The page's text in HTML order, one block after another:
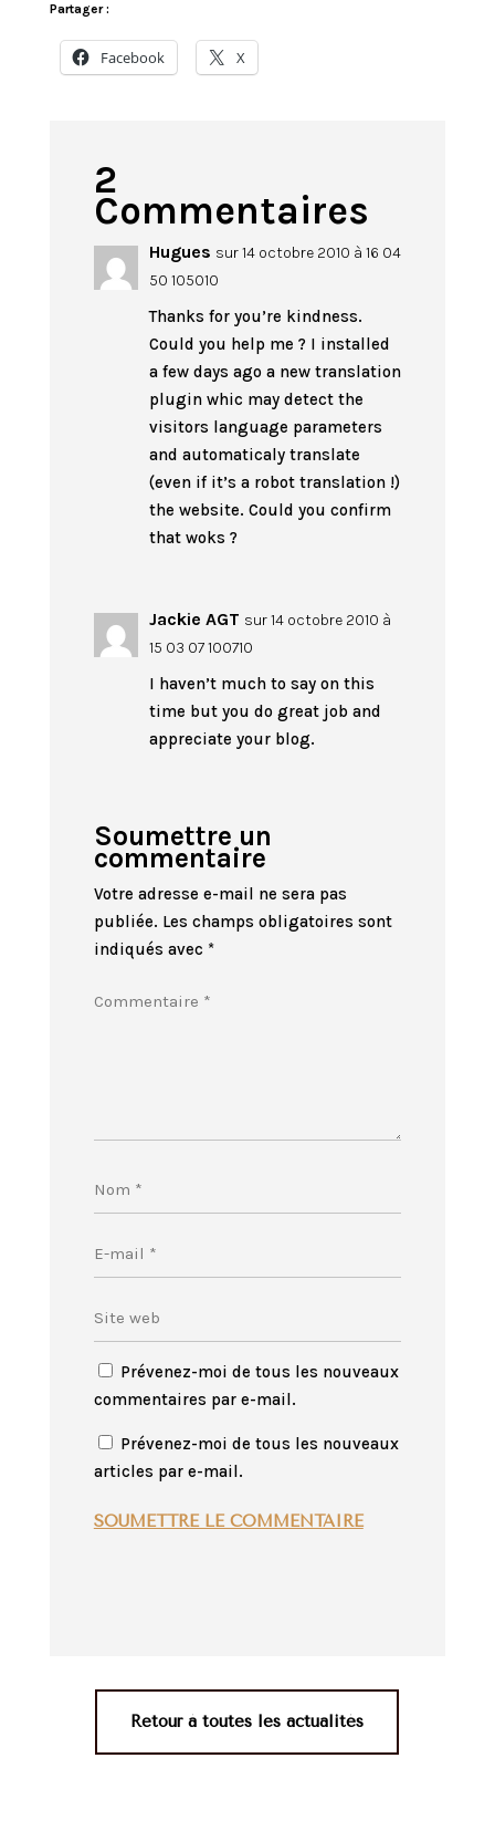
Partager :
Facebook X
2
Commentaires
Hugues sur 14 octobre 2010 à 16 04
50 105010
Thanks for you’re kindness.
Could you help me ? I installed
a few days ago a new translation
plugin whic may detect the
visitors language parameters
and automaticaly translate
(even if it’s a robot translation !)
the website. Could you confirm
that woks ?
Jackie AGT sur 14 octobre 2010 à
15 03 07 100710
I haven’t much to say on this
time but you do great job and
appreciate your blog.
Soumettre un
commentaire
Votre adresse e-mail ne sera pas
publiée. Les champs obligatoires sont
indiqués avec *
Prévenez-moi de tous les nouveaux
commentaires par e-mail.
Prévenez-moi de tous les nouveaux
articles par e-mail.
SOUMETTRE LE COMMENTAIRE
Retour à toutes les actualités